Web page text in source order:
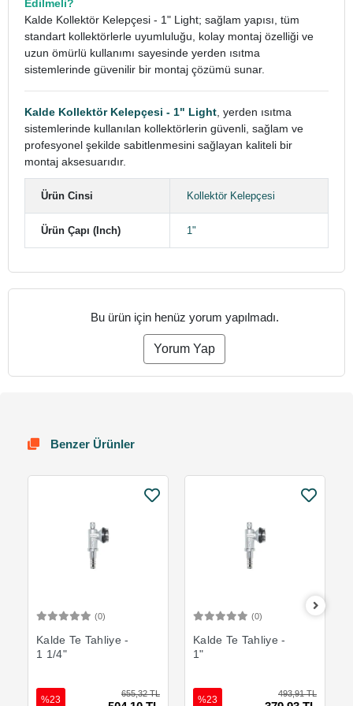
Edilmeli?
Kalde Kollektör Kelepçesi - 1" Light; sağlam yapısı, tüm
standart kollektörlerle uyumluluğu, kolay montaj özelliği ve
uzun ömürlü kullanımı sayesinde yerden ısıtma
sistemlerinde güvenilir bir montaj çözümü sunar.
Kalde Kollektör Kelepçesi - 1" Light , yerden ısıtma
sistemlerinde kullanılan kollektörlerin güvenli, sağlam ve
profesyonel şekilde sabitlenmesini sağlayan kaliteli bir
montaj aksesuarıdır.
Ürün Cinsi Kollektör Kelepçesi
Ürün Çapı (Inch) 1"
Bu ürün için henüz yorum yapılmadı.
Yorum Yap
Benzer Ürünler
(0)
Kalde Te Tahliye -
1 1/4"
655,32 TL
%23
(0)
Kalde Te Tahliye -
1"
493,91 TL
%23